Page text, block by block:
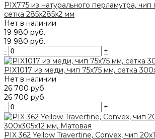
PIX775 из натурального перламутра,
сетка 285х285х2 мм
Нет в наличии
19 980 руб.
19 980 руб.
-
+
PIX1017 из меди, чип 75x75 мм, сетка
Нет в наличии
26 700 руб.
26 700 руб.
-
+
PIX 362 Yellow Travertine, Convex, чип